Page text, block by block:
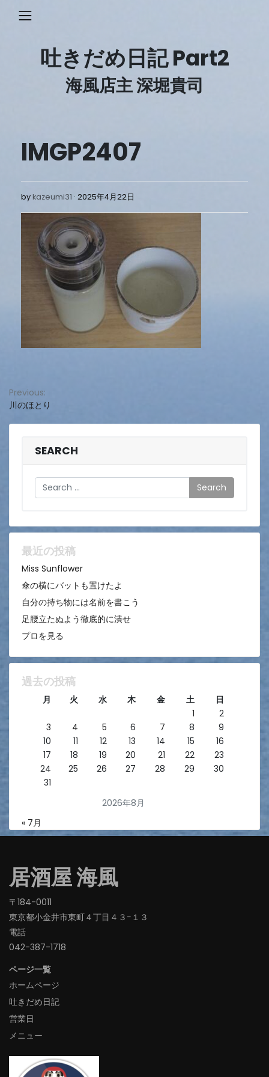
吐きだめ日記 Part2
海風店主 深堀貴司
IMGP2407
bykazeumi31 2025年4月22日
日
投
稿
ョ
ン
Previous:
川のほとり
SEARCH
Search
最近の投稿
Miss Sunflower
傘の横にバットも置けたよ
自分の持ち物には名前を書こう
足腰立たぬよう徹底的に潰せ
プロを見る
過去の投稿
2026年8月
月 火 水 木 金 土
日
1
2
3
4 5 6 7 8
9
10
11 12 13 14 15
16
17
18 19 20 21 22
23
24
25 26 27 28 29
30
31
« 7月
居酒屋 海風
〒184-0011
東京都小金井市東町４丁目４３−１３
電話
042-387-1718‬
ページ一覧
ホームページ
吐きだめ日記
営業日
メニュー